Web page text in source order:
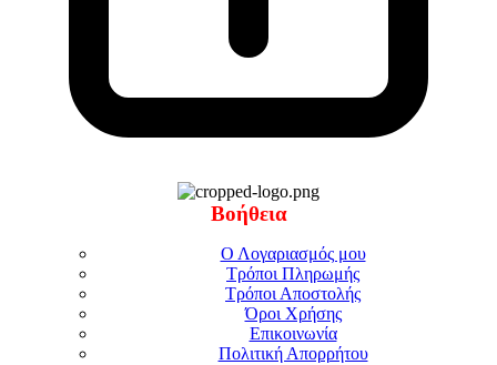
Βοήθεια
Ο Λογαριασμός μου
Τρόποι Πληρωμής
Τρόποι Αποστολής
Όροι Χρήσης
Επικοινωνία
Πολιτική Απορρήτου